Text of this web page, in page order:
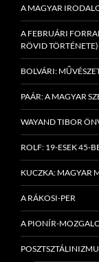
A MAGYAR
A FEBRUÁRI
RÖVID TÖRTÉNETE)
BOLVÁRI:
PAÁR: A MAGYAR
WAYAND TIBOR
ROLF: 19-ESEK 45-
KUCZKA: MAGYAR
A RÁKOSI-PER
A PIONÍR-